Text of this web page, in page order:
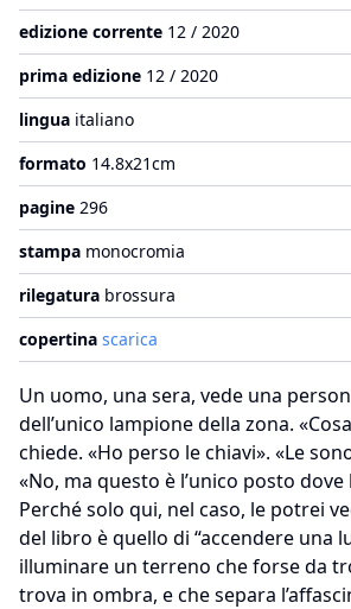
edizione corrente 12 / 2020
prima edizione 12 / 2020
lingua italiano
formato 14.8x21cm
pagine 296
stampa monocromia
rilegatura brossura
copertina scarica
Un uomo, una sera, vede una
dell’unico lampione della zona.
chiede. «Ho perso le chiavi». «Le
«No, ma questo è l’unico posto
Perché solo qui, nel caso, le potrei
del libro è quello di “accendere una
illuminare un terreno che forse da
trova in ombra, e che separa